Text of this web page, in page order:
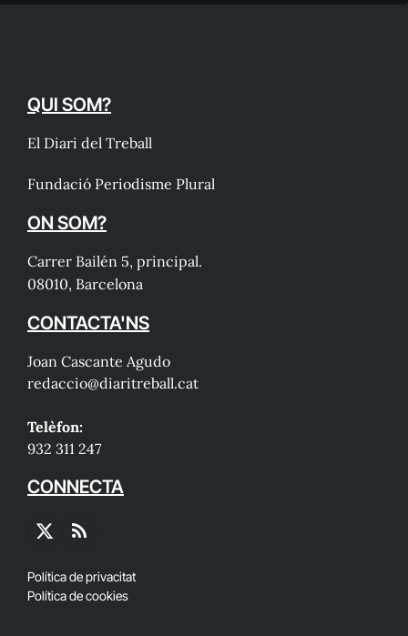
QUI SOM?
El Diari del Treball
Fundació Periodisme Plural
ON SOM?
Carrer Bailén 5, principal.
08010, Barcelona
CONTACTA'NS
Joan Cascante Agudo
redaccio@diaritreball.cat
Telèfon:
932 311 247
CONNECTA
X
RSS
Política de privacitat
Política de cookies